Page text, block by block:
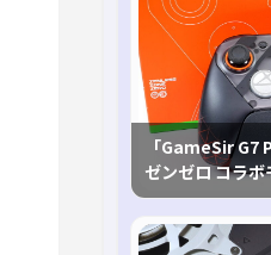
「GameSir G7
ゼンゼロ コラ